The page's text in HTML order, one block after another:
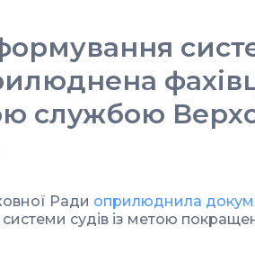
службою
Ради оприлюднила
судів із метою